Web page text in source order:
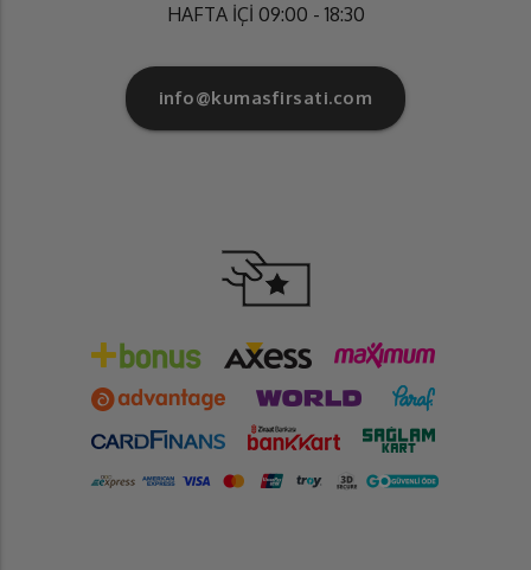
HAFTA İÇİ 09:00 - 18:30
info@kumasfirsati.com